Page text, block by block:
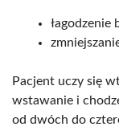
łagodzenie
Pacjent uczy się
wstawanie i
od dwóch do